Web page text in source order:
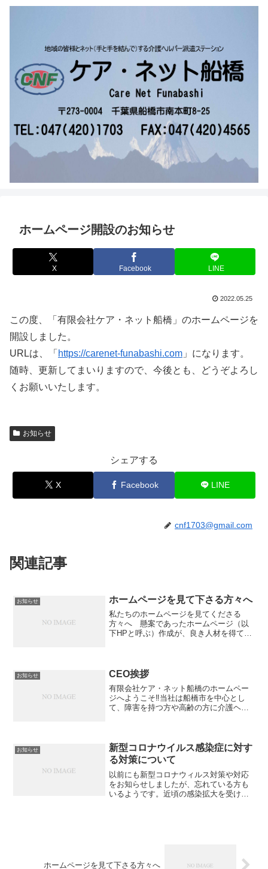
ホームページ開設のお知らせ
X Facebook LINE
2022.05.25
この度、「有限会社ケア・ネット船橋」のホームページを
開設しました。
URLは、「 https://carenet-funabashi.com 」になります。
随時、更新してまいりますので、今後とも、どうぞよろし
くお願いいたします。
お知らせ
シェアする
X Facebook LINE
cnf1703@gmail.com
関連記事
お知らせ ホームページを見て下さる方々へ
私たちのホームページを見てくださる
方々へ 懸案であったホームページ（以
下HPと呼ぶ）作成が、良き人材を得てス
な内容に育つことを切望...
お知らせ CEO挨拶
有限会社ケア・ネット船橋のホームペー
ジへようこそ‼当社は船橋市を中心とし
て、障害を持つ方や高齢の方に介護ヘル
れたこともあって、障...
お知らせ
新型コロナウイルス感染症に対す
る対策について
以前にも新型コロナウィルス対策や対応
をお知らせしましたが、忘れている方も
いるようです。近頃の感染拡大を受け、
ホームページを見て下さる方々へ